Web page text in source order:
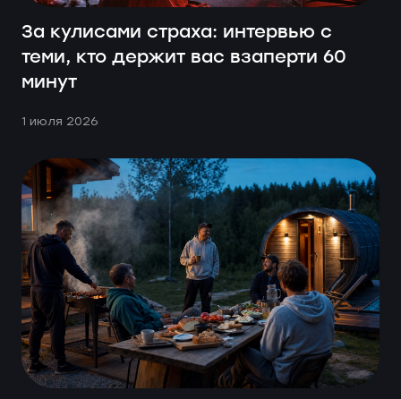
За кулисами страха: интервью с
теми, кто держит вас взаперти 60
минут
1 июля 2026